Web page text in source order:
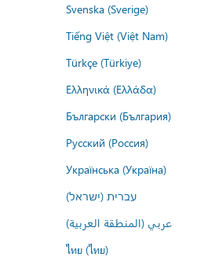
Svenska (Sverige)
Tiếng Việt (Việt Nam)
Türkçe (Türkiye)
Ελληνικά (Ελλάδα)
Български (България)
Русский (Россия)
Українська (Україна)
עברית (ישראל)
عربي (المنطقة العربية)
ไทย (ไทย)